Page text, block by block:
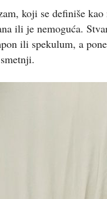
koji se definiše
ili je nemoguća.
ili spekulum, a